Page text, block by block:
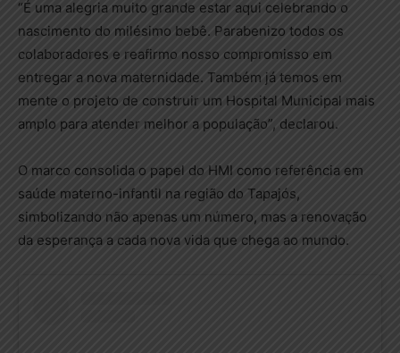
“É uma alegria muito grande estar aqui celebrando o
nascimento do milésimo bebê. Parabenizo todos os
colaboradores e reafirmo nosso compromisso em
entregar a nova maternidade. Também já temos em
mente o projeto de construir um Hospital Municipal mais
amplo para atender melhor a população”, declarou.
O marco consolida o papel do HMI como referência em
saúde materno-infantil na região do Tapajós,
simbolizando não apenas um número, mas a renovação
da esperança a cada nova vida que chega ao mundo.